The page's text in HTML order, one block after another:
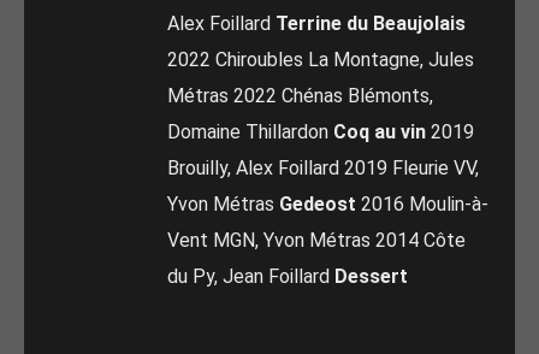
Alex Foillard Terrine du Beaujolais
2022 Chiroubles La Montagne, Jules
Métras 2022 Chénas Blémonts,
Domaine Thillardon Coq au vin 2019
Brouilly, Alex Foillard 2019 Fleurie VV,
Yvon Métras Gedeost 2016 Moulin-à-
Vent MGN, Yvon Métras 2014 Côte
du Py, Jean Foillard Dessert